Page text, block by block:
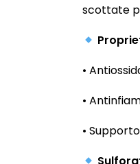
scottate
•
•
•